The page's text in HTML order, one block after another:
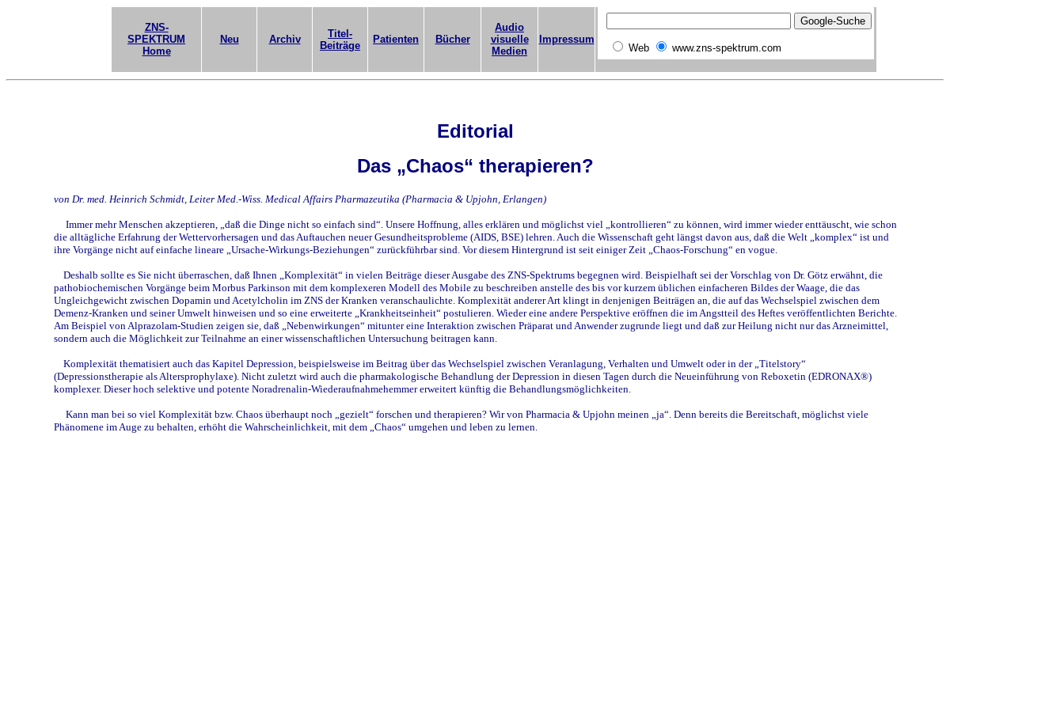
ZNS-
SPEKTRUM
Home
Neu Archiv
Titel-
Beiträge
Patienten Bücher
Audio
visuelle
Medien
Impressum
Web www.zns-spektrum.com
Editorial
Das „Chaos“ therapieren?
von Dr. med. Heinrich Schmidt, Leiter Med.-Wiss. Medical Affairs Pharmazeutika (Pharmacia & Upjohn, Erlangen)
Immer mehr Menschen akzeptieren, „daß die Dinge nicht so einfach sind“. Unsere Hoffnung, alles erklären und möglichst viel „kontrollieren“ zu können, wird immer wieder enttäuscht, wie schon
die alltägliche Erfahrung der Wettervorhersagen und das Auftauchen neuer Gesundheitsprobleme (AIDS, BSE) lehren. Auch die Wissenschaft geht längst davon aus, daß die Welt „komplex“ ist und
ihre Vorgänge nicht auf einfache lineare „Ursache-Wirkungs-Beziehungen“ zurückführbar sind. Vor diesem Hintergrund ist seit einiger Zeit „Chaos-Forschung“ en vogue.
Deshalb sollte es Sie nicht überraschen, daß Ihnen „Komplexität“ in vielen Beiträge dieser Ausgabe des ZNS-Spektrums begegnen wird. Beispielhaft sei der Vorschlag von Dr. Götz erwähnt, die
pathobiochemischen Vorgänge beim Morbus Parkinson mit dem komplexeren Modell des Mobile zu beschreiben anstelle des bis vor kurzem üblichen einfacheren Bildes der Waage, die das
Ungleichgewicht zwischen Dopamin und Acetylcholin im ZNS der Kranken veranschaulichte. Komplexität anderer Art klingt in denjenigen Beiträgen an, die auf das Wechselspiel zwischen dem
Demenz-Kranken und seiner Umwelt hinweisen und so eine erweiterte „Krankheitseinheit“ postulieren. Wieder eine andere Perspektive eröffnen die im Angstteil des Heftes veröffentlichten Berichte.
Am Beispiel von Alprazolam-Studien zeigen sie, daß „Nebenwirkungen“ mitunter eine Interaktion zwischen Präparat und Anwender zugrunde liegt und daß zur Heilung nicht nur das Arzneimittel,
sondern auch die Möglichkeit zur Teilnahme an einer wissenschaftlichen Untersuchung beitragen kann.
Komplexität thematisiert auch das Kapitel Depression, beispielsweise im Beitrag über das Wechselspiel zwischen Veranlagung, Verhalten und Umwelt oder in der „Titelstory“
(Depressionstherapie als Altersprophylaxe). Nicht zuletzt wird auch die pharmakologische Behandlung der Depression in diesen Tagen durch die Neueinführung von Reboxetin (EDRONAX®)
komplexer. Dieser hoch selektive und potente Noradrenalin-Wiederaufnahmehemmer erweitert künftig die Behandlungsmöglichkeiten.
Kann man bei so viel Komplexität bzw. Chaos überhaupt noch „gezielt“ forschen und therapieren? Wir von Pharmacia & Upjohn meinen „ja“. Denn bereits die Bereitschaft, möglichst viele
Phänomene im Auge zu behalten, erhöht die Wahrscheinlichkeit, mit dem „Chaos“ umgehen und leben zu lernen.